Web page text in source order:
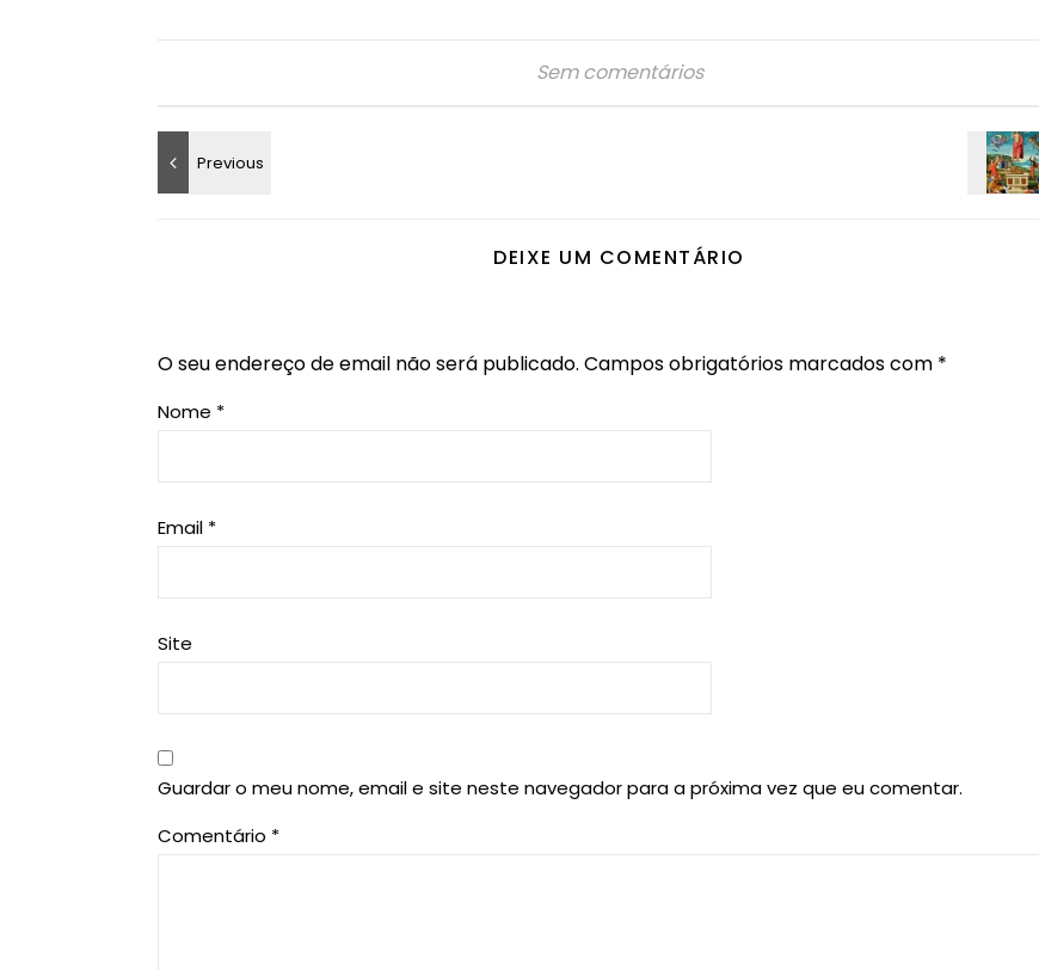
Sem comentários
DEIXE UM COMENTÁRIO
O seu endereço de email não será publicado. Campos obrigatórios marcados com *
Nome *
Email *
Site
Guardar o meu nome, email e site neste navegador para a próxima vez que eu comentar.
Comentário *